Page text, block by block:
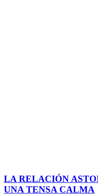
LA RELACIÓN
UNA TENSA CALMA